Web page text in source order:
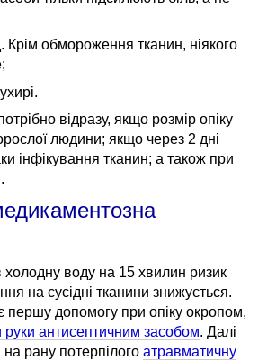
Крім обмороження тканин, ніякого
відразу, якщо розмір опіку
людини; якщо через 2 дні
інфікування тканин; а також при
холодну воду на 15 хвилин ризик
на сусідні тканини знижується.
допомогу при опіку окропом,
руки антисептичним засобом. Далі
на рану потерпілого атравматичну